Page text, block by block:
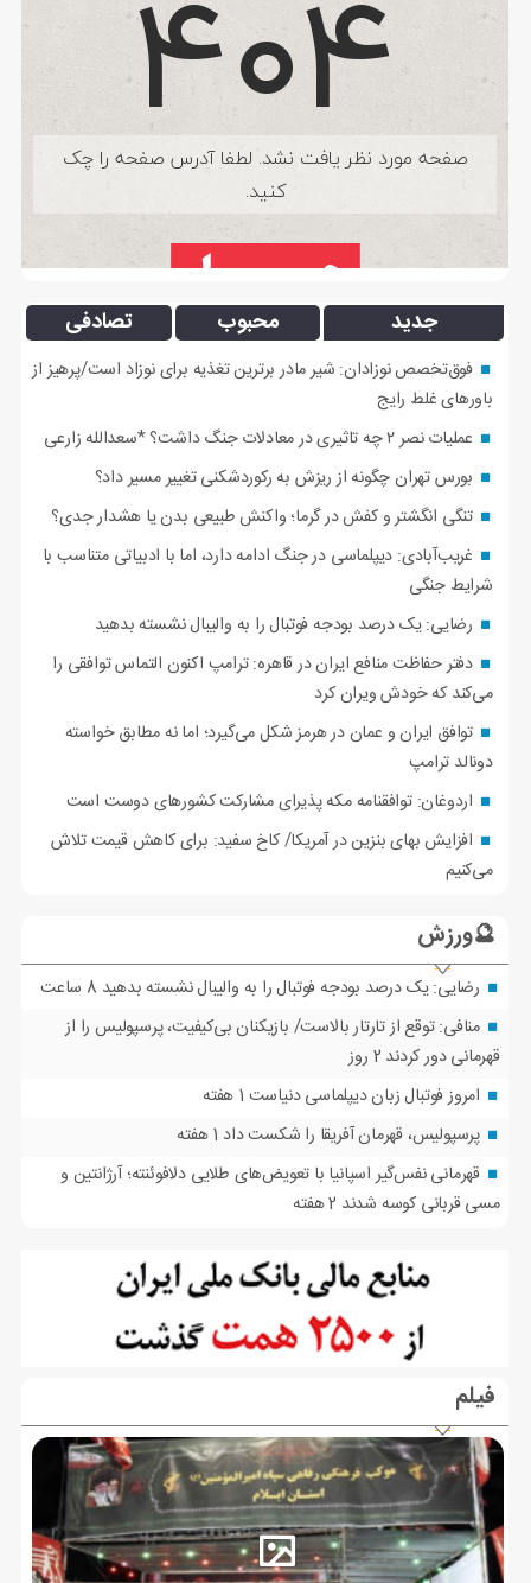
جدید محبوب تصادفی
فوق‌تخصص نوزادان: شیر مادر برترین تغذیه برای نوزاد است/پرهیز از
باورهای غلط رایج
عملیات نصر ۲ چه تاثیری در معادلات جنگ داشت؟ *سعدالله زارعی
بورس تهران چگونه از ریزش به رکوردشکنی تغییر مسیر داد؟
تنگی انگشتر و کفش در گرما؛ واکنش طبیعی بدن یا هشدار جدی؟
غریب‌آبادی: دیپلماسی در جنگ ادامه دارد، اما با ادبیاتی متناسب با
شرایط جنگی
رضایی: یک درصد بودجه فوتبال را به والیبال نشسته بدهید
دفتر حفاظت منافع ایران در قاهره: ترامپ اکنون التماس توافقی را
می‌کند که خودش ویران کرد
توافق ایران و عمان در هرمز شکل می‌گیرد؛ اما نه مطابق خواسته
دونالد ترامپ
اردوغان: توافقنامه مکه پذیرای مشارکت کشورهای دوست است
افزایش بهای بنزین در آمریکا/ کاخ سفید: برای کاهش قیمت تلاش
می‌کنیم
🔮ورزش
رضایی: یک درصد بودجه فوتبال را به والیبال نشسته بدهید 8 ساعت
منافی: توقع از تارتار بالاست/ بازیکنان بی‌کیفیت، پرسپولیس را از
قهرمانی دور کردند 2 روز
امروز فوتبال زبان دیپلماسی دنیاست 1 هفته
پرسپولیس، قهرمان آفریقا را شکست داد 1 هفته
قهرمانی نفس‌گیر اسپانیا با تعویض‌های طلایی دلافوئنته؛ آرژانتین و
مسی قربانی کوسه شدند 2 هفته
فیلم